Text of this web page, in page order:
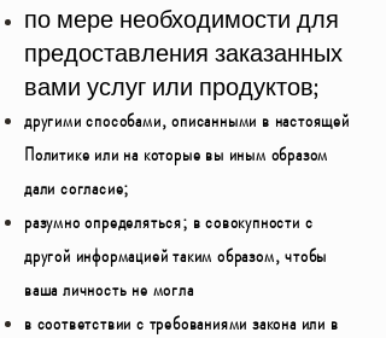
по мере необходимости для
предоставления заказанных
вами услуг или продуктов;
другими способами, описанными в настоящей
Политике или на которые вы иным образом
дали согласие;
разумно определяться; в совокупности с
другой информацией таким образом, чтобы
ваша личность не могла
в соответствии с требованиями закона или в